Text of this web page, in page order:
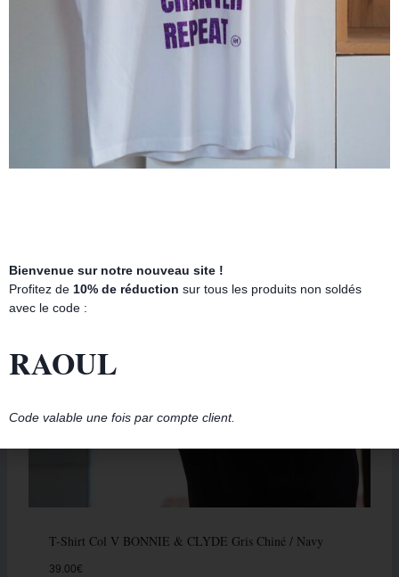
T-Shirt Col V BONNIE & CLYDE Gris Chiné / Navy
39.00€
Bienvenue sur notre nouveau site !
Profitez de 10% de réduction sur tous les produits non soldés
avec le code :
RAOUL
Code valable une fois par compte client.